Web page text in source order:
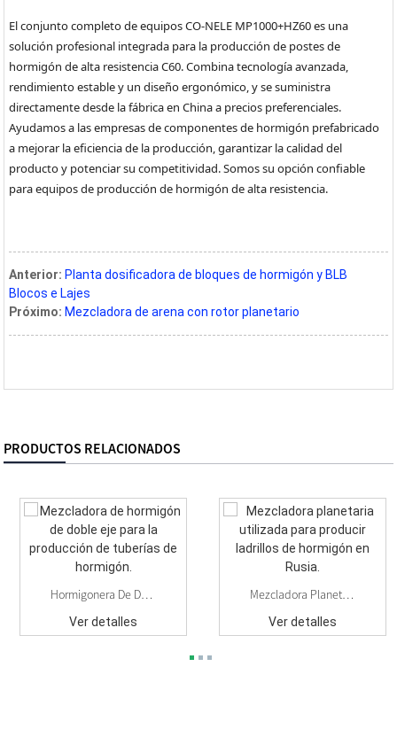
El conjunto completo de equipos CO-NELE MP1000+HZ60 es una
solución profesional integrada para la producción de postes de
hormigón de alta resistencia C60. Combina tecnología avanzada,
rendimiento estable y un diseño ergonómico, y se suministra
directamente desde la fábrica en China a precios preferenciales.
Ayudamos a las empresas de componentes de hormigón prefabricado
a mejorar la eficiencia de la producción, garantizar la calidad del
producto y potenciar su competitividad. Somos su opción confiable
para equipos de producción de hormigón de alta resistencia.
Anterior: Planta dosificadora de bloques de hormigón y BLB
Blocos e Lajes
Próximo: Mezcladora de arena con rotor planetario
PRODUCTOS RELACIONADOS
Hormigonera De Doble Eje Para La Producción De Hormigón...
Ver detalles
Mezcladora Planetaria Utilizada Para Producir Ladrillos De Hormigón...
Ver detalles